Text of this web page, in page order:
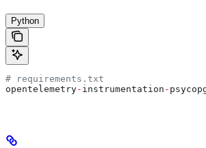
Python
# requirements.txt
opentelemetry- instrumentation -